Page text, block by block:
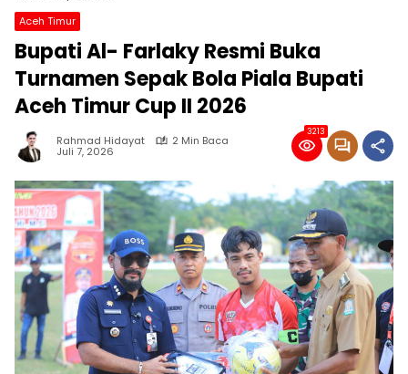
Aceh Timur
Bupati Al- Farlaky Resmi Buka
Turnamen Sepak Bola Piala Bupati
Aceh Timur Cup II 2026
Rahmad Hidayat 2 Min Baca
Juli 7, 2026
3213